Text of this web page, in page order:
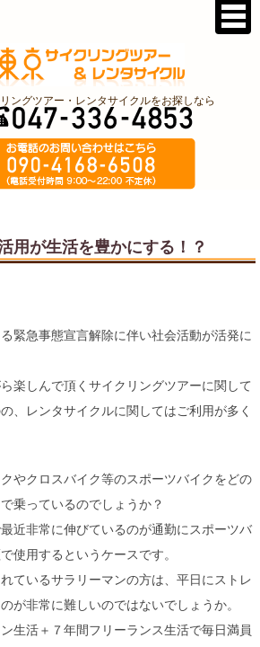
ングツアー・レンタサイクルをお探しなら
用が生活を豊かにする！？
緊急事態宣言解除に伴い社会活動が活発に
楽しんで頂くサイクリングツアーに関して
、レンタサイクルに関してはご利用が多く
やクロスバイク等のスポーツバイクをどの
乗っているのでしょうか？
近非常に伸びているのが通勤にスポーツバ
使用するというケースです。
ているサラリーマンの方は、平日にストレ
が非常に難しいのではないでしょうか。
生活＋７年間フリーランス生活で毎日満員